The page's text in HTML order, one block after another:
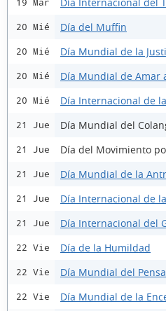
19 Mar
20 Mié Día del Muffin
20 Mié Día Mundial de la
20 Mié Día Mundial de Amar
20 Mié Día Internacional de
21 Jue Día Mundial del
21 Jue Día del Movimiento
21 Jue Día Mundial de la
21 Jue Día Internacional de
21 Jue Día Internacional del
22 Vie Día de la Humildad
22 Vie Día Mundial del
22 Vie Día Mundial de la